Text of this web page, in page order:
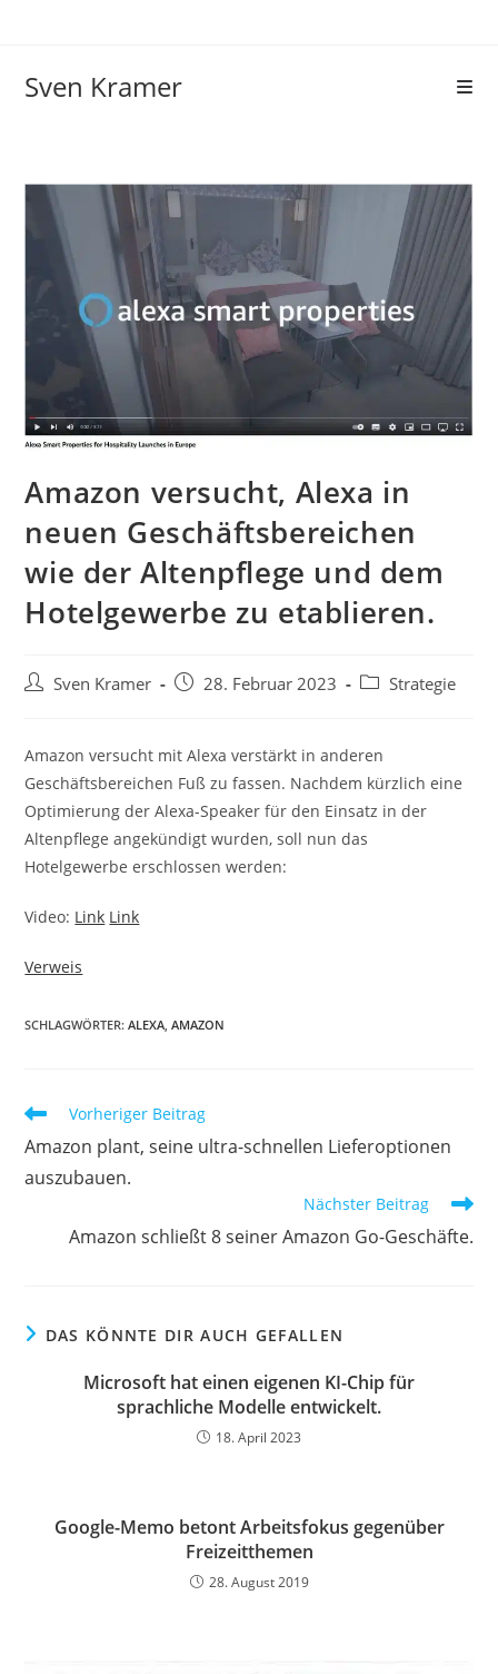
Sven Kramer
Amazon versucht, Alexa in
neuen Geschäftsbereichen
wie der Altenpflege und dem
Hotelgewerbe zu etablieren.
Sven Kramer 28. Februar 2023 Strategie
Amazon versucht mit Alexa verstärkt in anderen
Geschäftsbereichen Fuß zu fassen. Nachdem kürzlich eine
Optimierung der Alexa-Speaker für den Einsatz in der
Altenpflege angekündigt wurden, soll nun das
Hotelgewerbe erschlossen werden:
Video: Link Link
Verweis
SCHLAGWÖRTER:ALEXA, AMAZON
Vorheriger Beitrag
Amazon plant, seine ultra-schnellen Lieferoptionen
auszubauen.
Nächster Beitrag
Amazon schließt 8 seiner Amazon Go-Geschäfte.
DAS KÖNNTE DIR AUCH GEFALLEN
Microsoft hat einen eigenen KI-Chip für
sprachliche Modelle entwickelt.
18. April 2023
Google-Memo betont Arbeitsfokus gegenüber
Freizeitthemen
28. August 2019